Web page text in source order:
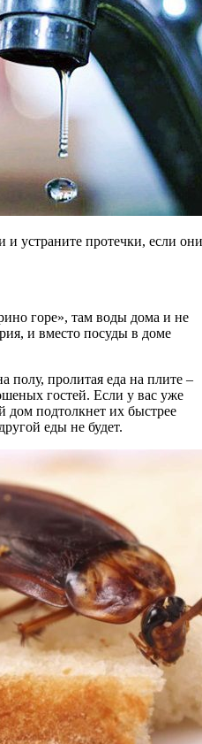
и устраните протечки, если
горе», там воды дома и не
и вместо посуды в доме
полу, пролитая еда на плите –
гостей. Если у вас уже
дом подтолкнет их быстрее
еды не будет.